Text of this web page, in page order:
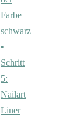
Farbe
schwarz
•
Schritt
5:
Nailart
Liner